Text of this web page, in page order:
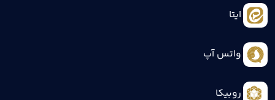
ایتا
واتس آپ
روبیکا